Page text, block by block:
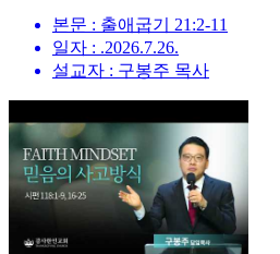
본문 : 출애굽기 21:2-11
일자 : .2026.7.26.
설교자 : 구봉주 목사